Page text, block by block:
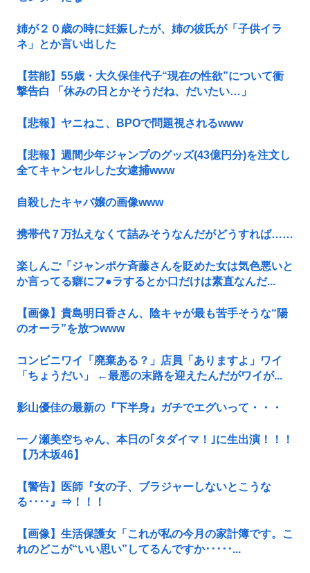
姉が２０歳の時に妊娠したが、姉の彼氏が「子供イラ
ネ」とか言い出した
【芸能】55歳・大久保佳代子“現在の性欲”について衝
撃告白 「休みの日とかそうだね、だいたい…」
【悲報】ヤニねこ、BPOで問題視されるwww
【悲報】週間少年ジャンプのグッズ(43億円分)を注文し
全てキャンセルした女逮捕www
自殺したキャバ嬢の画像www
携帯代７万払えなくて詰みそうなんだがどうすれば……
楽しんご「ジャンポケ斉藤さんを貶めた女は気色悪いと
か言ってる癖にフ●ラするとか口だけは素直なんだ...
【画像】貴島明日香さん、陰キャが最も苦手そうな“陽
のオーラ”を放つwww
コンビニワイ「廃棄ある？」店員「ありますよ」ワイ
「ちょうだい」 ←最悪の末路を迎えたんだがワイが...
影山優佳の最新の『下半身』ガチでエグいって・・・
一ノ瀬美空ちゃん、本日の｢タダイマ！｣に生出演！！！
【乃木坂46】
【警告】医師『女の子、ブラジャーしないとこうな
る････』⇒！！！
【画像】生活保護女「これが私の今月の家計簿です。こ
れのどこが“いい思い”してるんですか･････...